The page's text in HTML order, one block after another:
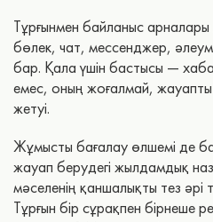
Тұрғынмен байланыс
бөлек, чат, мессенджер,
бар. Қала үшін бастысы —
емес, оның жоғалмай,
жетуі.
Жұмысты бағалау өлшемі де
жауап берудегі жылдамдық
мәселенің қаншалықты тез әрі
Тұрғын бір сұрақпен бірнеше